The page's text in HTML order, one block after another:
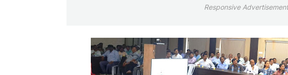
Responsive Advertisement